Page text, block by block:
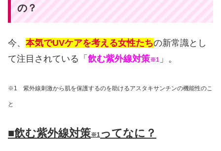
の？
今、 本気でUVケアを考える女性たちの新常識とし
て注目されている「 飲む紫外線対策※1 」。
※1 紫外線刺激から肌を保護するのを助けるアスタキサンチンの機能性のこ
と
■飲む紫外線対策※1 ってなに？